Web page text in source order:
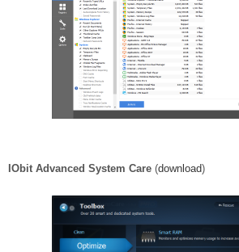
IObit Advanced System Care (download)